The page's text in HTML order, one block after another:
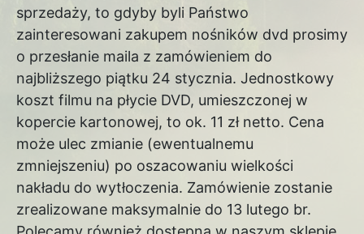
sprzedaży, to gdyby byli Państwo
zainteresowani zakupem nośników dvd prosimy
o przesłanie maila z zamówieniem do
najbliższego piątku 24 stycznia. Jednostkowy
koszt filmu na płycie DVD, umieszczonej w
kopercie kartonowej, to ok. 11 zł netto. Cena
może ulec zmianie (ewentualnemu
zmniejszeniu) po oszacowaniu wielkości
nakładu do wytłoczenia. Zamówienie zostanie
zrealizowane maksymalnie do 13 lutego br.